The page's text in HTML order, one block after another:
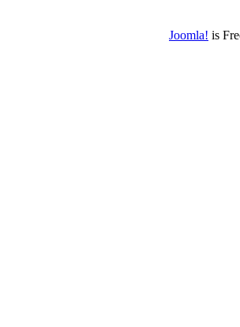
Joomla! is